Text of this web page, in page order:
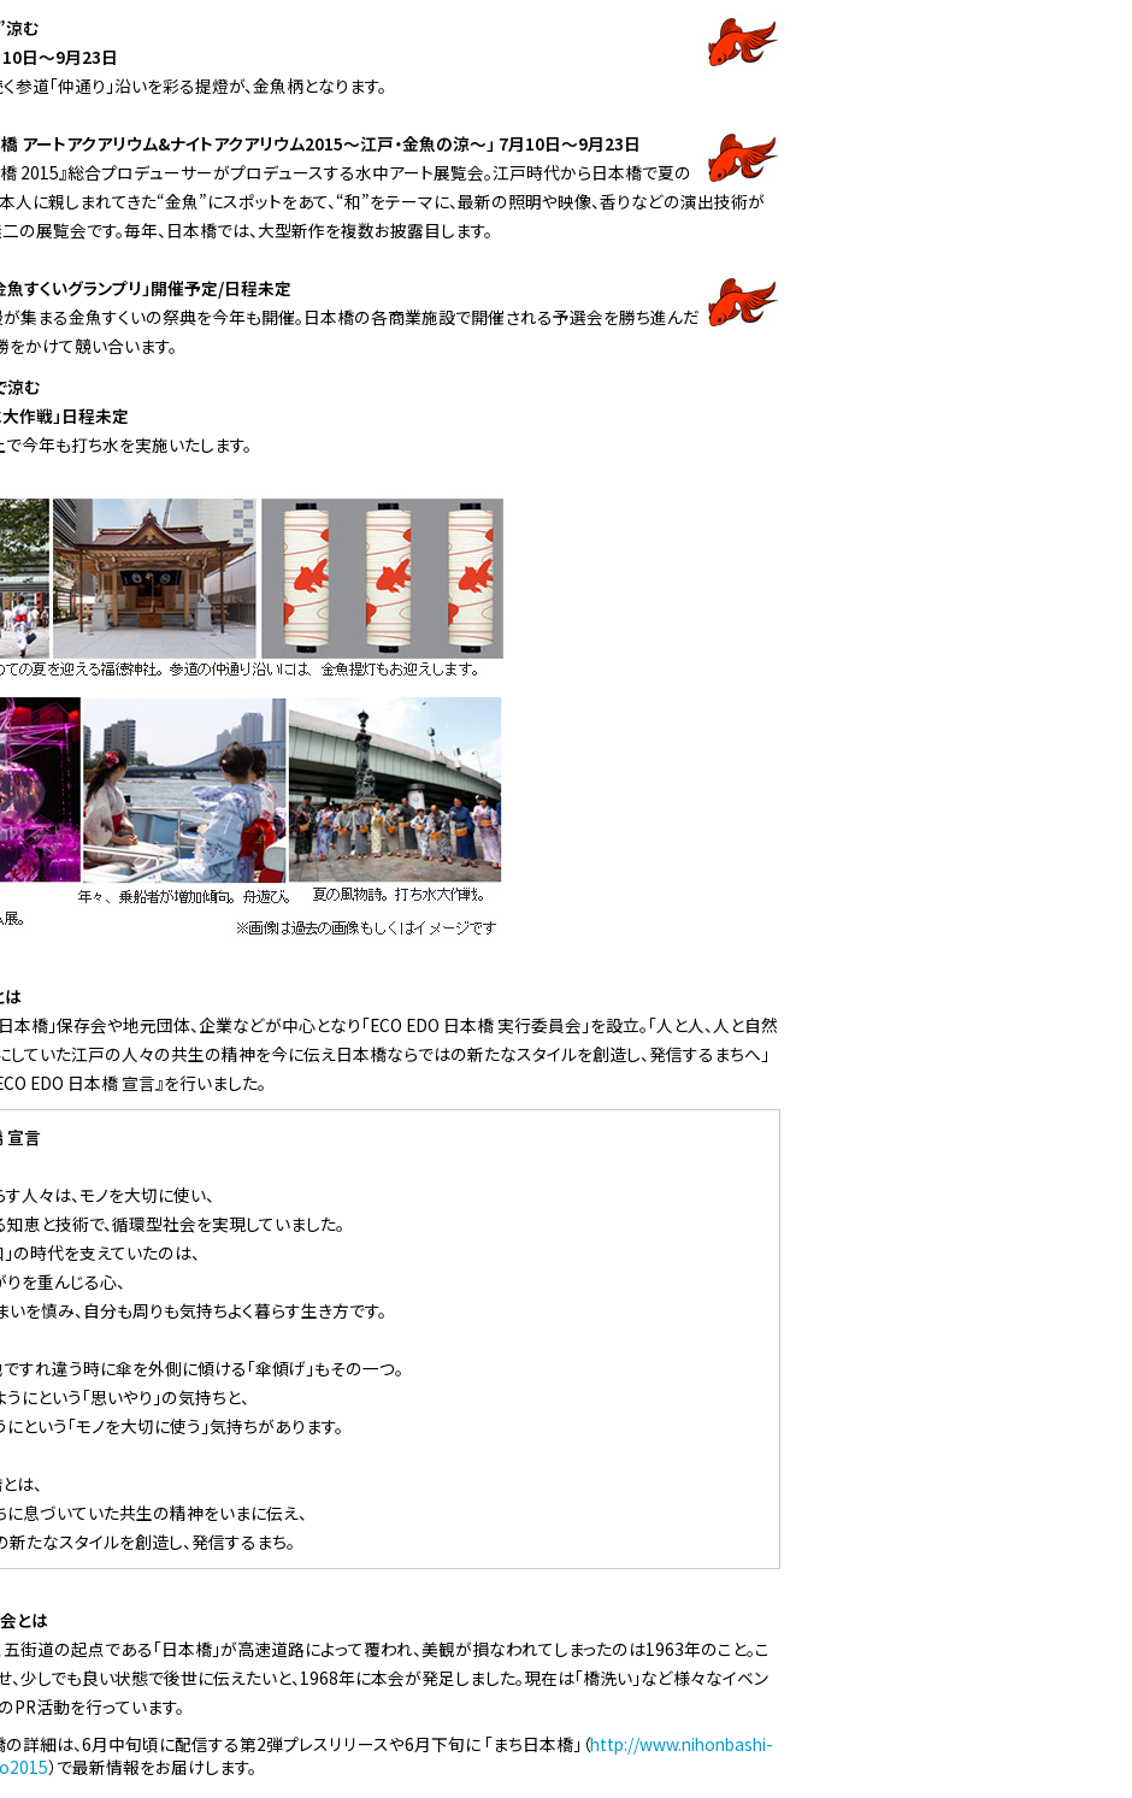
涼む
10日〜9月23日
参道「仲通り」沿いを彩る提燈が、金魚柄となります。
橋 アートアクアリウム&ナイトアクアリウム2015〜江戸・金魚の涼〜」 7月10日〜9月23日
橋 2015』総合プロデューサーがプロデュースする水中アート展覧会。江戸時代から日本橋で夏の
人に親しまれてきた“金魚”にスポットをあて、“和”をテーマに、最新の照明や映像、香りなどの演出技術が
の展覧会です。毎年、日本橋では、大型新作を複数お披露目します。
すくいグランプリ」開催予定/日程未定
集まる金魚すくいの祭典を今年も開催。日本橋の各商業施設で開催される予選会を勝ち進んだ
をかけて競い合います。
涼む
作戦」日程未定
で今年も打ち水を実施いたします。
は
本橋」保存会や地元団体、企業などが中心となり「ECO EDO 日本橋 実行委員会」を設立。「人と人、人と自然
していた江戸の人々の共生の精神を今に伝え日本橋ならではの新たなスタイルを創造し、発信するまちへ」
EDO 日本橋 宣言』を行いました。
宣言
人々は、モノを大切に使い、
恵と技術で、循環型社会を実現していました。
の時代を支えていたのは、
を重んじる心、
を慎み、自分も周りも気持ちよく暮らす生き方です。
すれ違う時に傘を外側に傾ける「傘傾げ」もその一つ。
にという「思いやり」の気持ちと、
という「モノを大切に使う」気持ちがあります。
は、
息づいていた共生の精神をいまに伝え、
たなスタイルを創造し、発信するまち。
とは
街道の起点である「日本橋」が高速道路によって覆われ、美観が損なわれてしまったのは1963年のこと。こ
、少しでも良い状態で後世に伝えたいと、1968年に本会が発足しました。現在は「橋洗い」など様々なイベン
PR活動を行っています。
詳細は、6月中旬頃に配信する第2弾プレスリリースや6月下旬に 「まち日本橋」（http://www.nihonbashi-
）で最新情報をお届けします。